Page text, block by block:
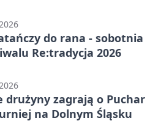
do rana - sobotnia
Re:tradycja 2026
drużyny zagrają o Puchar
na Dolnym Śląsku